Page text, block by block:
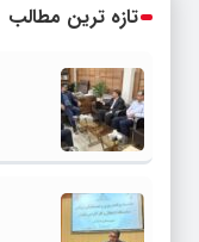
تازه ترین مطالب